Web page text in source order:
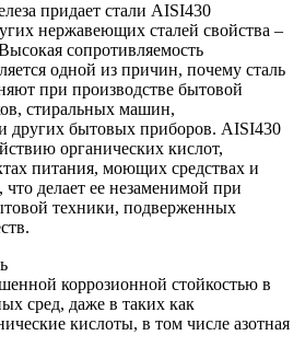
придает стали AISI430
нержавеющих сталей свойства –
сопротивляемость
одной из причин, почему сталь
при производстве бытовой
стиральных машин,
других бытовых приборов. AISI430
органических кислот,
питания, моющих средствах и
делает ее незаменимой при
техники, подверженных
коррозионной стойкостью в
сред, даже в таких как
кислоты, в том числе азотная